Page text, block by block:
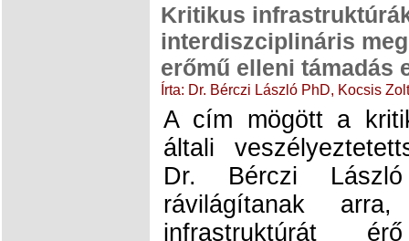
Kritikus
interdiszciplináris
erőmű elleni támadás
Írta: Dr. Bérczi László PhD, Kocsis
A cím mögött a
általi
Dr. Bérczi
rávilágítanak
infrastruktúrát